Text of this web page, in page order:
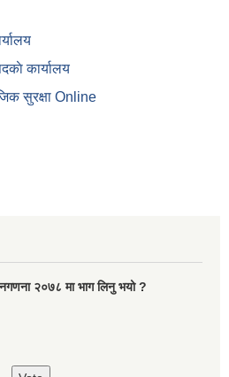
कार्यालय
सुरक्षा Online
२०७८ मा भाग लिनु भयो ?